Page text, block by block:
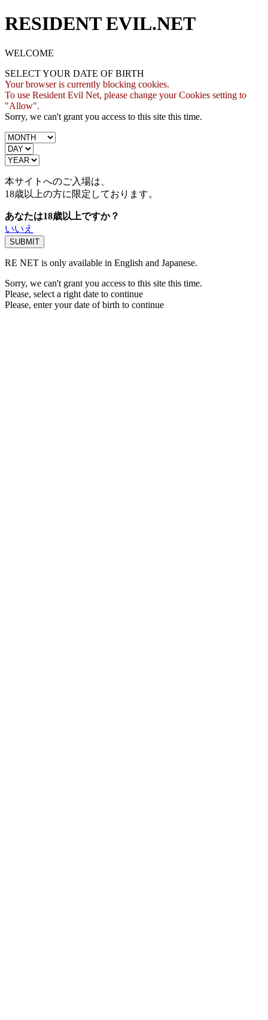
RESIDENT EVIL.NET
WELCOME
SELECT YOUR DATE OF BIRTH
Your browser is currently blocking cookies.
To use Resident Evil Net, please change your Cookies setting to
"Allow".
Sorry, we can't grant you access to this site this time.
本サイトへのご入場は、
18歳以上の方に限定しております。
あなたは18歳以上ですか？
いいえ
RE NET is only available in English and Japanese.
Sorry, we can't grant you access to this site this time.
Please, select a right date to continue
Please, enter your date of birth to continue